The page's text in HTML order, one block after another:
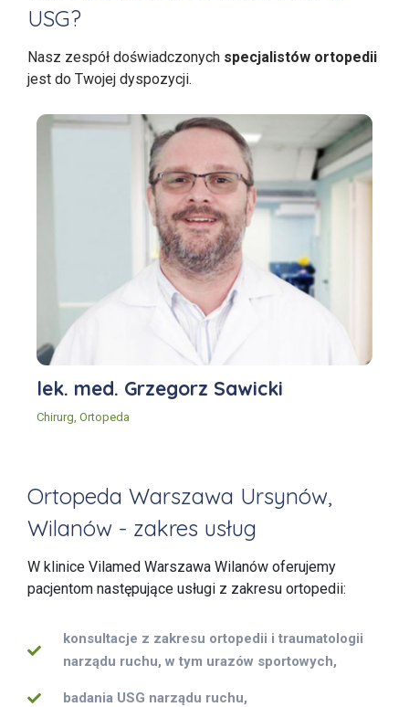
USG?
Nasz zespół doświadczonych specjalistów ortopedii
jest do Twojej dyspozycji.
lek. med. Grzegorz Sawicki
Chirurg, Ortopeda
Ortopeda Warszawa Ursynów,
Wilanów - zakres usług
W klinice Vilamed Warszawa Wilanów oferujemy
pacjentom następujące usługi z zakresu ortopedii:
konsultacje z zakresu ortopedii i traumatologii
narządu ruchu, w tym urazów sportowych,
badania USG narządu ruchu,